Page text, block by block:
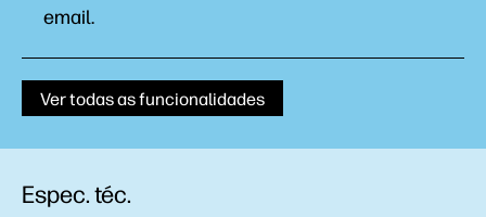
email.
Ver todas as funcionalidades
Espec. téc.